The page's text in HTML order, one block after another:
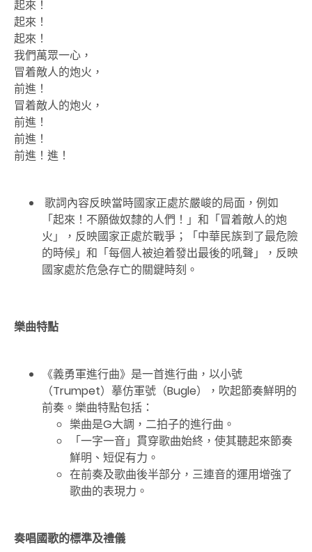
起來！
起來！
起來！
我們萬眾一心，
冒着敵人的炮火，
前進！
冒着敵人的炮火，
前進！
前進！
前進！進！
歌詞內容反映當時國家正處於嚴峻的局面，例如
「起來！不願做奴隸的人們！」和「冒着敵人的炮
火」，反映國家正處於戰爭；「中華民族到了最危險
的時候」和「每個人被迫着發出最後的吼聲」，反映
國家處於危急存亡的關鍵時刻。
樂曲特點
《義勇軍進行曲》是一首進行曲，以小號
（Trumpet）摹仿軍號（Bugle），吹起節奏鮮明的
前奏。樂曲特點包括：
樂曲是G大調，二拍子的進行曲。
「一字一音」貫穿歌曲始終，使其聽起來節奏
鮮明、短促有力。
在前奏及歌曲後半部分，三連音的運用增強了
歌曲的表現力。
奏唱國歌的標準及禮儀